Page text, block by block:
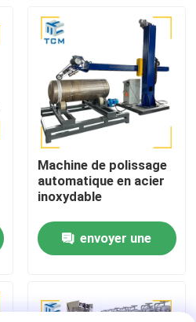
de réservoirs
Machine de polissage
automatique en acier
inoxydable
envoyer une